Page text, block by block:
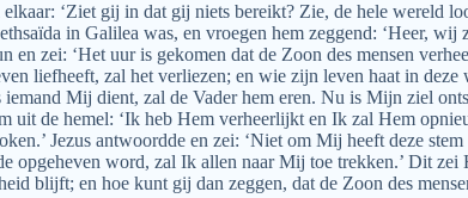
‘Ziet gij in dat gij niets bereikt? Zie, de hele wereld
in Galilea was, en vroegen hem zeggend: ‘Heer,
en zei: ‘Het uur is gekomen dat de Zoon des mensen
liefheeft, zal het verliezen; en wie zijn leven haat in
Mij dient, zal de Vader hem eren. Nu is Mijn ziel
de hemel: ‘Ik heb Hem verheerlijkt en Ik zal Hem
Jezus antwoordde en zei: ‘Niet om Mij heeft deze
opgeheven word, zal Ik allen naar Mij toe trekken.’ Dit
blijft; en hoe kunt gij dan zeggen, dat de Zoon des